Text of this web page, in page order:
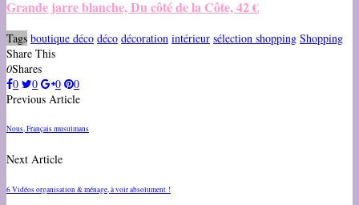
Grande jarre blanche, Du côté de la Côte, 42 €
Tags boutique déco déco décoration intérieur sélection shopping Shopping
Share This
0Shares
0
0 0
0
Previous Article
Nous, Français musulmans
Next Article
6 Vidéos organisation & ménage, à voir absolument !